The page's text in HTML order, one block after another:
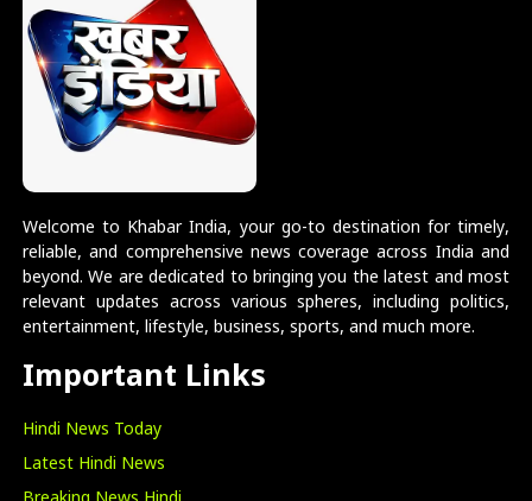
Welcome to Khabar India, your go-to destination for timely,
reliable, and comprehensive news coverage across India and
beyond. We are dedicated to bringing you the latest and most
relevant updates across various spheres, including politics,
entertainment, lifestyle, business, sports, and much more.
Important Links
Hindi News Today
Latest Hindi News